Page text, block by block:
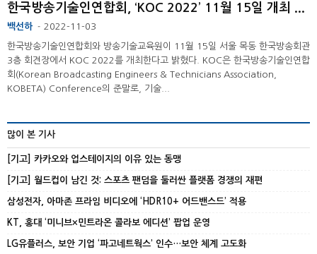
한국방송기술인연합회, ‘KOC 2022’ 11월 15일 개최 ...
백선하 - 2022-11-03
한국방송기술인연합회와 방송기술교육원이 11월 15일 서울 목동 한국방송회관
3층 회견장에서 KOC 2022를 개최한다고 밝혔다. KOC은 한국방송기술인연합
회(Korean Broadcasting Engineers & Technicians Association,
KOBETA) Conference의 준말로, 기술...
많이 본 기사
[기고] 카카오와 업스테이지의 이유 있는 동맹
[기고] 월드컵이 남긴 것: 스포츠 팬덤을 둘러싼 플랫폼 경쟁의 재편
삼성전자, 아마존 프라임 비디오에 ‘HDR10+ 어드밴스드’ 적용
KT, 홍대 ‘미니브×민트라온 콜라보 에디션’ 팝업 운영
LG유플러스, 보안 기업 ‘파고네트웍스’ 인수…보안 체계 고도화